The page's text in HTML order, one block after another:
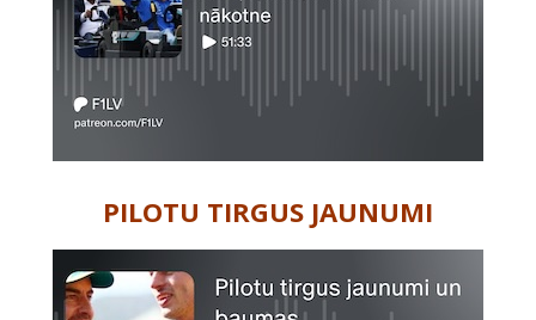
PILOTU TIRGUS JAUNUMI